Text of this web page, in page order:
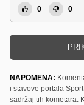
0 0
NAPOMENA:
i stavove portala
sadržaj tih kometara.